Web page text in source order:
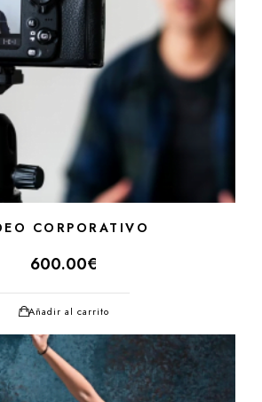
CORPORATIVO
600.00€
Añadir al carrito